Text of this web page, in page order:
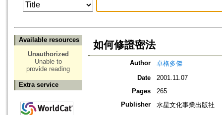
Available resources
Unauthorized
Unable to
provide reading
Extra service
如何修證密法
Author
卓格多傑
Date
2001.11.07
Pages
265
Publisher
水星文化事業出版社